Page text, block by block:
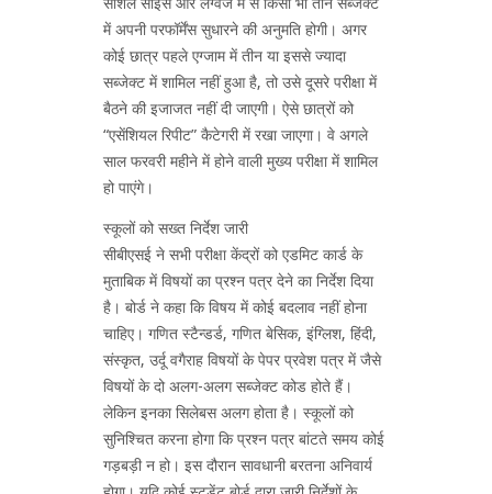
में अपनी परफॉर्मेंस सुधारने की अनुमति होगी। अगर
कोई छात्र पहले एग्जाम में तीन या इससे ज्यादा
सब्जेक्ट में शामिल नहीं हुआ है, तो उसे दूसरे परीक्षा में
बैठने की इजाजत नहीं दी जाएगी। ऐसे छात्रों को
“एसेंशियल रिपीट” कैटेगरी में रखा जाएगा। वे अगले
साल फरवरी महीने में होने वाली मुख्य परीक्षा में शामिल
हो पाएंगे।
स्कूलों को सख्त निर्देश जारी
सीबीएसई ने सभी परीक्षा केंद्रों को एडमिट कार्ड के
मुताबिक में विषयों का प्रश्न पत्र देने का निर्देश दिया
है। बोर्ड ने कहा कि विषय में कोई बदलाव नहीं होना
चाहिए। गणित स्टैन्डर्ड, गणित बेसिक, इंग्लिश, हिंदी,
संस्कृत, उर्दू वगैराह विषयों के पेपर प्रवेश पत्र में जैसे
विषयों के दो अलग-अलग सब्जेक्ट कोड होते हैं।
लेकिन इनका सिलेबस अलग होता है। स्कूलों को
सुनिश्चित करना होगा कि प्रश्न पत्र बांटते समय कोई
गड़बड़ी न हो। इस दौरान सावधानी बरतना अनिवार्य